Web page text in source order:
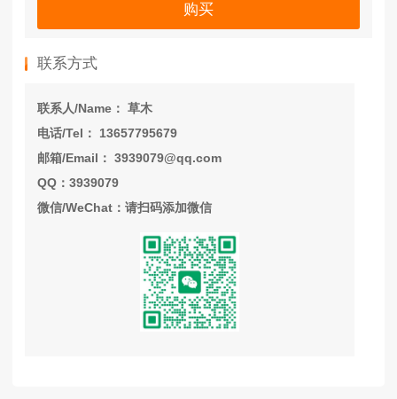
购买
联系方式
联系人/Name： 草木
电话/Tel： 13657795679
邮箱/Email： 3939079@qq.com
QQ：3939079
微信/WeChat：请扫码添加微信